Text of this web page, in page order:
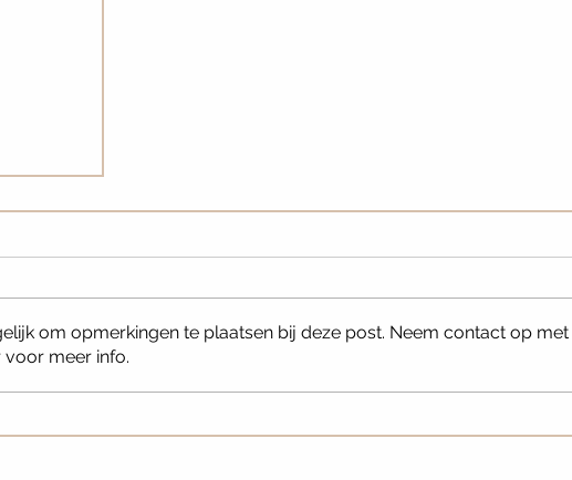
&
om opmerkingen te plaatsen bij deze post. Neem contact op met
meer info.